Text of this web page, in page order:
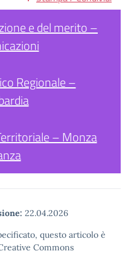
e del merito –
Regionale –
– Monza
22.04.2026
questo articolo è
Commons